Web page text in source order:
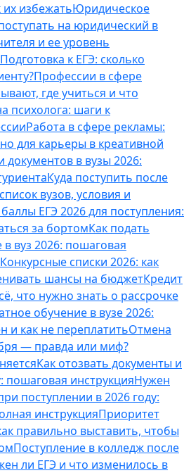
их избежатьЮридическое
на юридический в
и ее уровень
Подготовка к ЕГЭ: сколько
Профессии в сфере
где учиться и что
психолога: шаги к
Работа в сфере рекламы:
для карьеры в креативной
документов в вузы 2026:
Куда поступить после
вузов, условия и
ЕГЭ 2026 для поступления:
за бортомКак подать
в вуз 2026: пошаговая
Конкурсные списки 2026: как
шансы на бюджетКредит
что нужно знать о рассрочке
обучение в вузе 2026:
и как не переплатитьОтмена
— правда или миф?
Как отозвать документы и
пошаговая инструкцияНужен
поступлении в 2026 году:
инструкцияПриоритет
правильно выставить, чтобы
Поступление в колледж после
ли ЕГЭ и что изменилось в